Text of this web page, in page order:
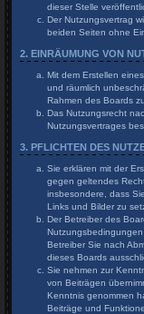
dieser Stelle
Der Nutzungsvertrag
beiden Seiten ohne
2. EINRÄUMUNG VON
Mit dem Erstellen
und räumlich
Rahmen des Boards
Das Nutzungsrecht
Nutzungsvertrages
3. PFLICHTEN DES
Sie erklären mit der
gegen geltendes
insbesondere, dass
Links und Bilder zu
Der Betreiber des
Betreiber Sie nach
dieses Boards
Sie nehmen zur
von Beiträgen
Kenntnis genommen
Beiträge und